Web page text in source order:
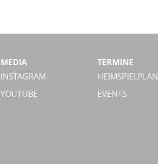
MEDIA
INSTAGRAM
YOUTUBE
TERMINE
HEIMSPIELPLAN
EVENTS